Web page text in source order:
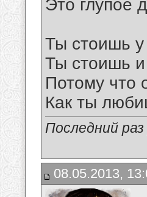
Это глупое
Ты стоишь у
Ты стоишь и
Потому что
Как ты
Последний
08.05.2013,